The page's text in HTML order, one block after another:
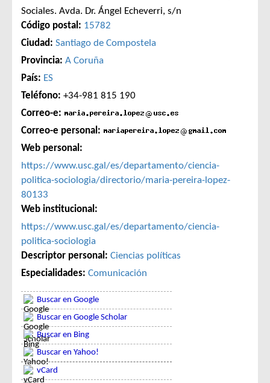
Sociales. Avda. Dr. Ángel Echeverri, s/n
Código postal: 15782
Ciudad: Santiago de Compostela
Provincia: A Coruña
País: ES
Teléfono: +34-981 815 190
Correo-e:
Correo-e personal:
Web personal:
https://www.usc.gal/es/departamento/ciencia-
politica-sociologia/directorio/maria-pereira-lopez-
80133
Web institucional:
https://www.usc.gal/es/departamento/ciencia-
politica-sociologia
Descriptor personal: Ciencias políticas
Especialidades: Comunicación
Buscar en Google
Buscar en Google Scholar
Buscar en Bing
Buscar en Yahoo!
vCard